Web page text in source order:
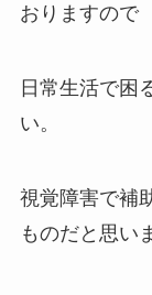
おりますので
日常生活で困
い。
視覚障害で補
ものだと思い